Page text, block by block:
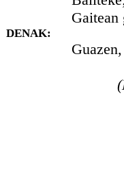
Gaitean
DENAK:
Guazen,